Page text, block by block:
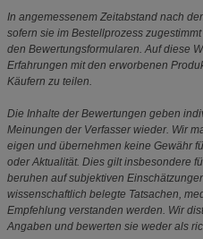
In angemessenem Zeitabstand nach
sofern sie im Bestellprozess
den Bewertungsformularen. Auf diese
Erfahrungen mit den erworbenen
Käufern zu teilen.
Die Inhalte der Bewertungen geben
Meinungen der Verfasser wieder. Wir
eigen und übernehmen keine Gewähr
oder Aktualität. Dies gilt insbesondere
beruhen auf subjektiven
wissenschaftlich belegte Tatsachen,
Empfehlung verstanden werden. Wir
Angaben und bewerten sie weder als